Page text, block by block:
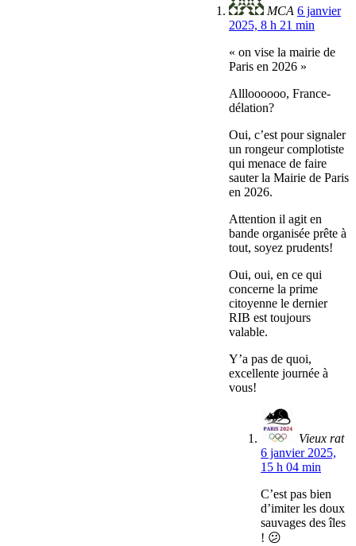
MCA 6 janvier
2025, 8 h 21 min
« on vise la mairie de
Paris en 2026 »
Allloooooo, France-
délation?
Oui, c’est pour signaler
un rongeur complotiste
qui menace de faire
sauter la Mairie de Paris
en 2026.
Attention il agit en
bande organisée prête à
tout, soyez prudents!
Oui, oui, en ce qui
concerne la prime
citoyenne le dernier
RIB est toujours
valable.
Y’a pas de quoi,
excellente journée à
vous!
Vieux rat
6 janvier 2025,
15 h 04 min
C’est pas bien
d’imiter les doux
sauvages des îles
! 😕